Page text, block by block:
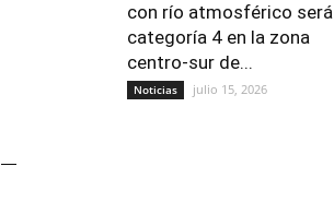
con río atmosférico será
categoría 4 en la zona
centro-sur de...
Noticias julio 15, 2026
—